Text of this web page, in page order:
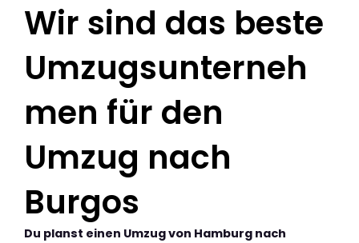
Wir sind das beste
Umzugsunterneh
men für den
Umzug nach
Burgos
Du planst einen Umzug von Hamburg nach